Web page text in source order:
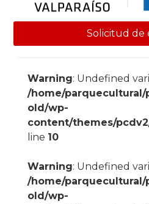
Solicitud de
Warning: Undefined
/home/
old/wp-
content/themes/
line 10
Warning: Undefined
/home/
old/wp-